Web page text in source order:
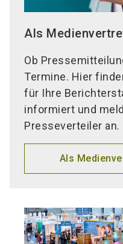
Als
Ob
Termine. Hier
für Ihre
informiert und
Presseverteiler an.
Als